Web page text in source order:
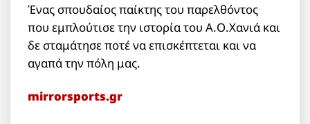
Ένας σπουδαίος παίκτης του παρελθόντος
που εμπλούτισε την ιστορία του Α.Ο.Χανιά και
δε σταμάτησε ποτέ να επισκέπτεται και να
αγαπά την πόλη μας.
mirrorsports.gr